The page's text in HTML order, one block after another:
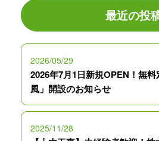
最近の投
2026/05/29
2026年7月1日新規OPEN！無
風」開設のお知らせ
2025/11/28